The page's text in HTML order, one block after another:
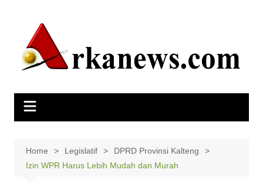
Home Legislatif
DPRD Provinsi Kalteng
Izin WPR Harus Lebih Mudah dan Murah